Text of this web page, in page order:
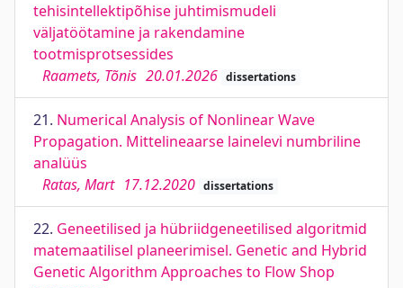
tehisintellektipõhise juhtimismudeli
väljatöötamine ja rakendamine
tootmisprotsessides
Raamets, Tõnis 20.01.2026 dissertations
21. Numerical Analysis of Nonlinear Wave
Propagation. Mittelineaarse lainelevi numbriline
analüüs
Ratas, Mart 17.12.2020 dissertations
22. Geneetilised ja hübriidgeneetilised algoritmid
matemaatilisel planeerimisel. Genetic and Hybrid
Genetic Algorithm Approaches to Flow Shop